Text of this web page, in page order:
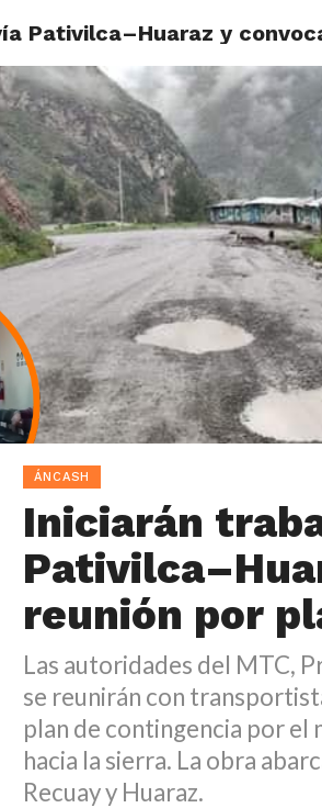
ACTUALIDAD HUARAZ
Pativilca–Huaraz y
ÁNCASH
Iniciarán
reunión por
Las autoridades del MTC,
se reunirán con
plan de contingencia por
hacia la sierra. La obra
Recuay y Huaraz.